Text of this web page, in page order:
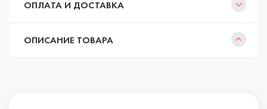
ОПЛАТА И ДОСТАВКА
ОПИСАНИЕ ТОВАРА